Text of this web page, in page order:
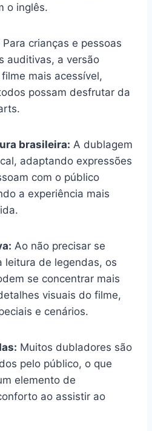
o inglês.
Para crianças e pessoas
auditivas, a versão
mais acessível,
possam desfrutar da
brasileira: A dublagem
adaptando expressões
com o público
a experiência mais
Ao não precisar se
leitura de legendas, os
se concentrar mais
visuais do filme,
e cenários.
Muitos dubladores são
pelo público, o que
elemento de
ao assistir ao